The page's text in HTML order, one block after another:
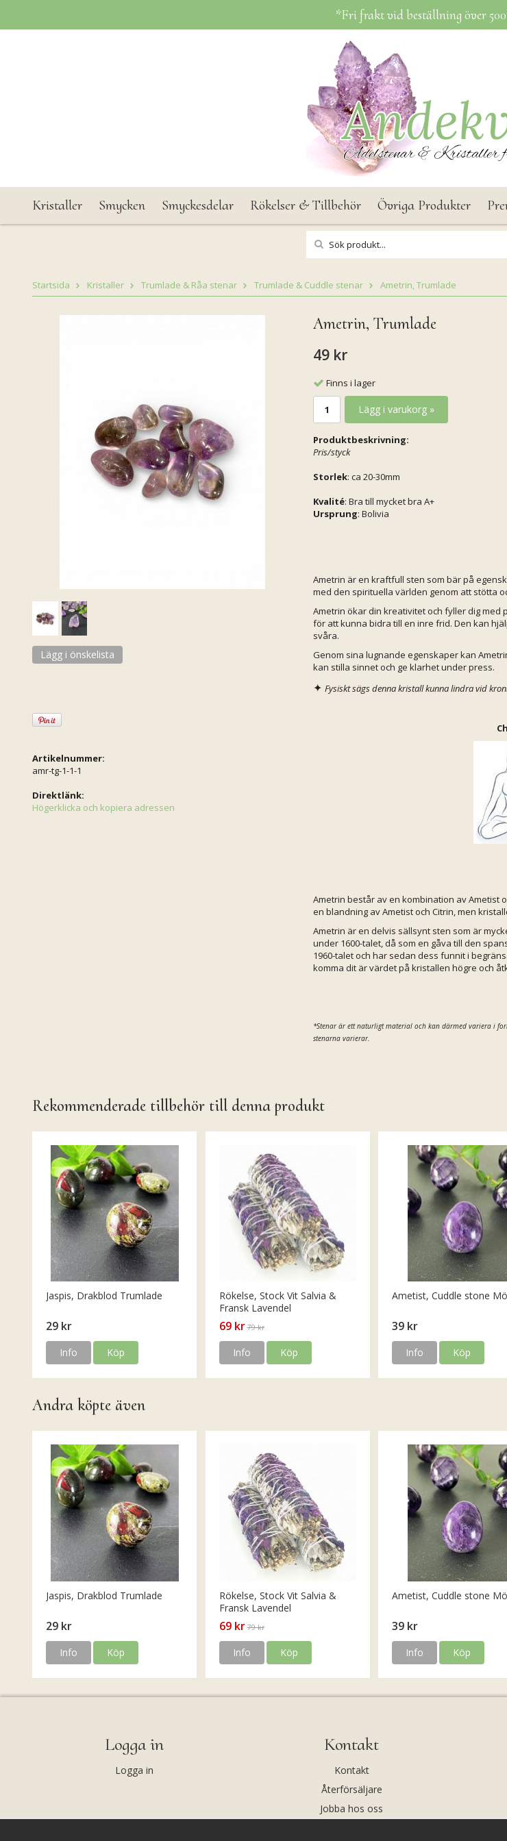
*Fri frakt vid beställning över
Kristaller Smycken Smyckesdelar Rökelser & Tillbehör Övriga Produkter
Startsida Kristaller Trumlade & Råa stenar Trumlade & Cuddle stenar Ametrin, Trumlade
Lägg i önskelista
Artikelnummer:
amr-tg-1-1-1
Direktlänk:
Högerklicka och kopiera adressen
Ametrin, Trumlade
49 kr
Finns i lager
Lägg i varukorg »
Produktbeskrivning:
Pris/styck
Storlek: ca 20-30mm
Kvalité: Bra till mycket bra A+
Ursprung: Bolivia
Ametrin är en kraftfull sten som bär på
med den spirituella världen genom att stötta
Ametrin ökar din kreativitet och fyller dig
för att kunna bidra till en inre frid. Den kan
svåra.
Genom sina lugnande egenskaper kan
kan stilla sinnet och ge klarhet under press.
✦ Fysiskt sägs denna kristall kunna lindra vid
Ametrin består av en kombination av Ametist
en blandning av Ametist och Citrin, men
Ametrin är en delvis sällsynt sten som är
under 1600-talet, då som en gåva till den
1960-talet och har sedan dess funnit i
komma dit är värdet på kristallen högre och
*Stenar är ett naturligt material och kan därmed variera i
stenarna varierar.
Rekommenderade tillbehör till denna produkt
Jaspis, Drakblod Trumlade
29 kr
Info Köp
Rökelse, Stock Vit Salvia &
Fransk Lavendel
69 kr 79 kr
Info Köp
Ametist, Cuddle stone
39 kr
Info Köp
Andra köpte även
Jaspis, Drakblod Trumlade
29 kr
Info Köp
Rökelse, Stock Vit Salvia &
Fransk Lavendel
69 kr 79 kr
Info Köp
Ametist, Cuddle stone
39 kr
Info Köp
Logga in
Logga in
Kontakt
Kontakt
Återförsäljare
Jobba hos oss